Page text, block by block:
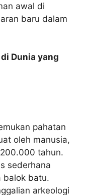
awal di
baru dalam
Dunia yang
pahatan
oleh manusia,
tahun.
sederhana
balok batu.
arkeologi